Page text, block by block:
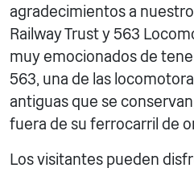
agradecimientos a
Railway Trust y 563
muy emocionados de
563, una de las
antiguas que se
fuera de su ferrocarril de
Los visitantes pueden